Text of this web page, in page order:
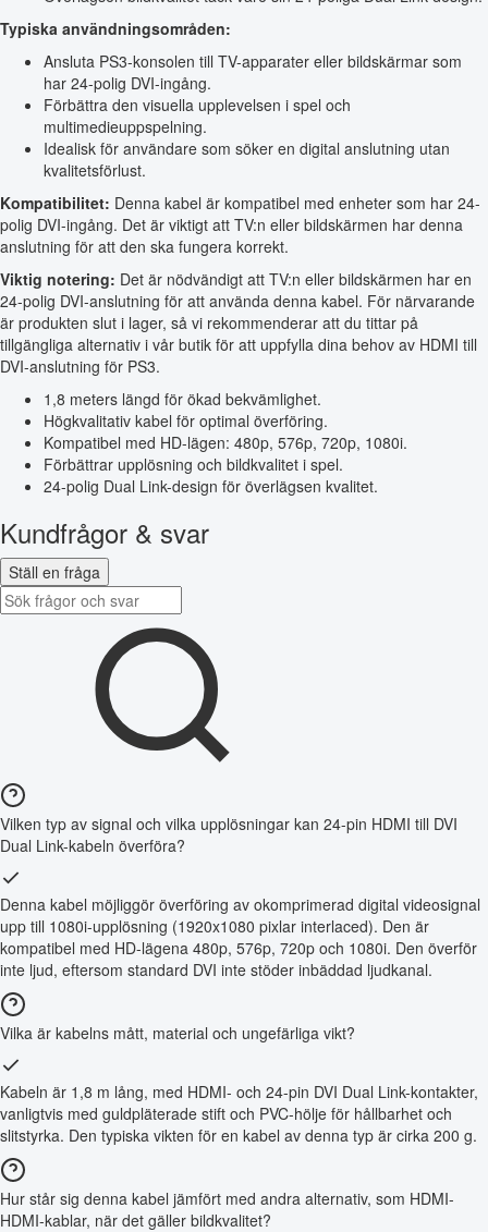
Typiska användningsområden:
Ansluta PS3-konsolen till TV-apparater eller bildskärmar som
har 24-polig DVI-ingång.
Förbättra den visuella upplevelsen i spel och
multimedieuppspelning.
Idealisk för användare som söker en digital anslutning utan
kvalitetsförlust.
Kompatibilitet: Denna kabel är kompatibel med enheter som har 24-
polig DVI-ingång. Det är viktigt att TV:n eller bildskärmen har denna
anslutning för att den ska fungera korrekt.
Viktig notering: Det är nödvändigt att TV:n eller bildskärmen har en
24-polig DVI-anslutning för att använda denna kabel. För närvarande
är produkten slut i lager, så vi rekommenderar att du tittar på
tillgängliga alternativ i vår butik för att uppfylla dina behov av HDMI till
DVI-anslutning för PS3.
1,8 meters längd för ökad bekvämlighet.
Högkvalitativ kabel för optimal överföring.
Kompatibel med HD-lägen: 480p, 576p, 720p, 1080i.
Förbättrar upplösning och bildkvalitet i spel.
24-polig Dual Link-design för överlägsen kvalitet.
Kundfrågor & svar
Ställ en fråga
Vilken typ av signal och vilka upplösningar kan 24-pin HDMI till DVI
Dual Link-kabeln överföra?
Denna kabel möjliggör överföring av okomprimerad digital videosignal
upp till 1080i-upplösning (1920x1080 pixlar interlaced). Den är
kompatibel med HD-lägena 480p, 576p, 720p och 1080i. Den överför
inte ljud, eftersom standard DVI inte stöder inbäddad ljudkanal.
Vilka är kabelns mått, material och ungefärliga vikt?
Kabeln är 1,8 m lång, med HDMI- och 24-pin DVI Dual Link-kontakter,
vanligtvis med guldpläterade stift och PVC-hölje för hållbarhet och
slitstyrka. Den typiska vikten för en kabel av denna typ är cirka 200 g.
Hur står sig denna kabel jämfört med andra alternativ, som HDMI-
HDMI-kablar, när det gäller bildkvalitet?